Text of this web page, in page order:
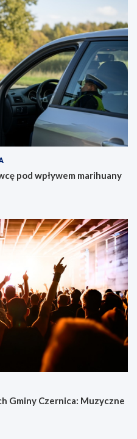
pod wpływem marihuany
Gminy Czernica: Muzyczne